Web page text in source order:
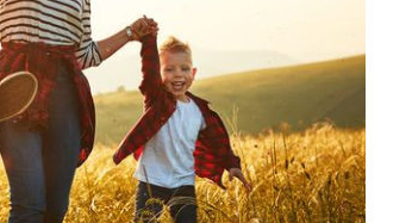
Mit diesem Online-Marketing
stärkst du deine Präsenz